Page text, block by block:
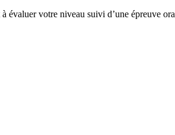
évaluer votre niveau suivi d’une épreuve